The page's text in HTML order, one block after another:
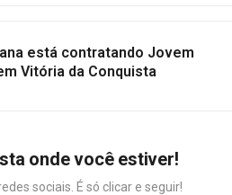
está contratando Jovem
Vitória da Conquista
onde você estiver!
sociais. É só clicar e seguir!